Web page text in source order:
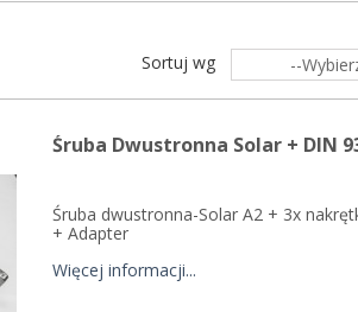
Sortuj wg --
Śruba Dwustronna Solar + DIN
Śruba dwustronna-Solar A2 + 3x
+ Adapter
Więcej informacji...